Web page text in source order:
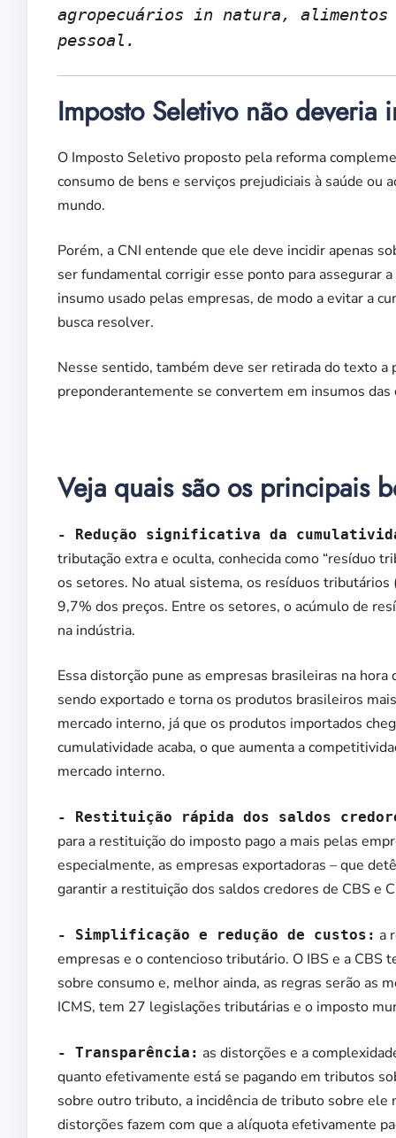
agropecuários in natura,
pessoal.
Imposto Seletivo não deveria
O Imposto Seletivo proposto pela reforma
consumo de bens e serviços prejudiciais à saúde ou
mundo.
Porém, a CNI entende que ele deve incidir apenas
ser fundamental corrigir esse ponto para assegurar
insumo usado pelas empresas, de modo a evitar a
busca resolver.
Nesse sentido, também deve ser retirada do texto
preponderantemente se convertem em insumos das
Veja quais são os principais
- Redução significativa da
tributação extra e oculta, conhecida como “resíduo
os setores. No atual sistema, os resíduos tributários
9,7% dos preços. Entre os setores, o acúmulo de
na indústria.
Essa distorção pune as empresas brasileiras na
sendo exportado e torna os produtos brasileiros
mercado interno, já que os produtos importados
cumulatividade acaba, o que aumenta a
mercado interno.
- Restituição rápida dos saldos
para a restituição do imposto pago a mais pelas
especialmente, as empresas exportadoras – que
garantir a restituição dos saldos credores de CBS e
- Simplificação e redução de custos: a
empresas e o contencioso tributário. O IBS e a
sobre consumo e, melhor ainda, as regras serão as
ICMS, tem 27 legislações tributárias e o imposto
- Transparência: as distorções e a
quanto efetivamente está se pagando em tributos
sobre outro tributo, a incidência de tributo sobre
distorções fazem com que a alíquota efetivamente